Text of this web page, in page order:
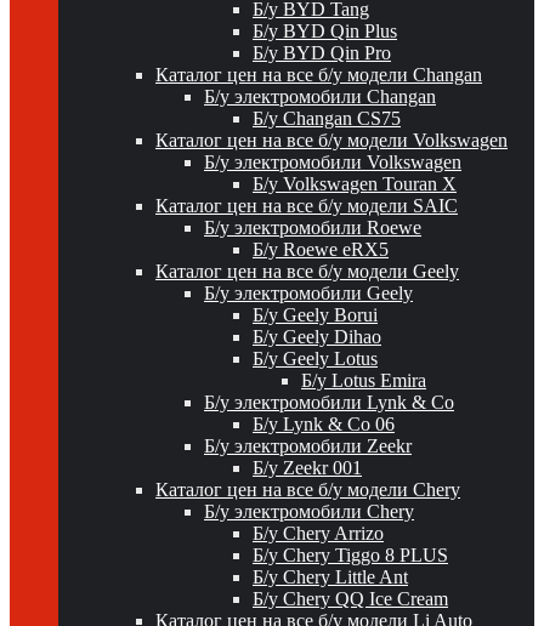
Б/у BYD Tang
Б/у BYD Qin Plus
Б/у BYD Qin Pro
Каталог цен на все б/у модели Changan
Б/у электромобили Changan
Б/у Changan CS75
Каталог цен на все б/у модели Volkswagen
Б/у электромобили Volkswagen
Б/у Volkswagen Touran X
Каталог цен на все б/у модели SAIC
Б/у электромобили Roewe
Б/у Roewe eRX5
Каталог цен на все б/у модели Geely
Б/у электромобили Geely
Б/у Geely Borui
Б/у Geely Dihao
Б/у Geely Lotus
Б/у Lotus Emira
Б/у электромобили Lynk & Co
Б/у Lynk & Co 06
Б/у электромобили Zeekr
Б/у Zeekr 001
Каталог цен на все б/у модели Chery
Б/у электромобили Chery
Б/у Chery Arrizo
Б/у Chery Tiggo 8 PLUS
Б/у Chery Little Ant
Б/у Chery QQ Ice Cream
Каталог цен на все б/у модели Li Auto